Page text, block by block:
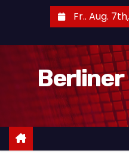
l
Fr.. Aug.
Berliner